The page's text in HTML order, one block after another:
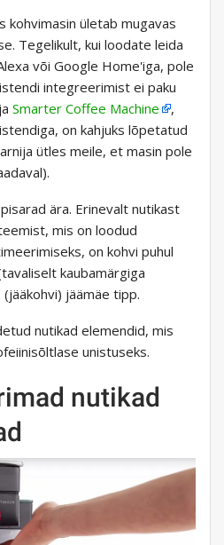
kohvimasin ületab mugavas
Tegelikult, kui loodate leida
või Google Home'iga, pole
integreerimist ei paku
Smarter Coffee Machine
,
on kahjuks lõpetatud
ütles meile, et masin pole
ära. Erinevalt nutikast
mis on loodud
on kohvi puhul
kaubamärgiga
jäämäe tipp.
nutikad elemendid, mis
unistuseks.
nutikad